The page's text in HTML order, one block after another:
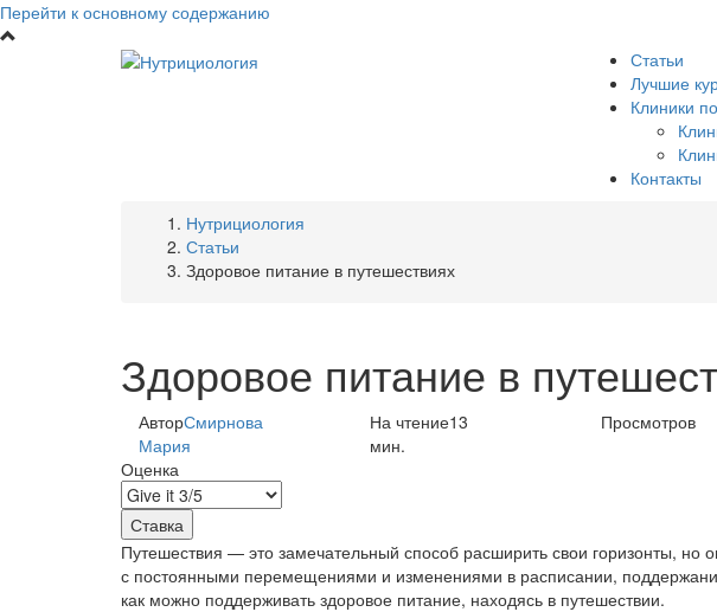
Перейти к основному содержанию
Статьи
Лучшие
Клиники
Контакты
Нутрициология
Статьи
Здоровое питание в путешествиях
Здоровое питание в
АвторСмирнова
Мария
На чтение13
мин.
Просмотров
Оценка
Путешествия — это замечательный способ расширить свои горизонты, но
с постоянными перемещениями и изменениями в расписании,
как можно поддерживать здоровое питание, находясь в путешествии.